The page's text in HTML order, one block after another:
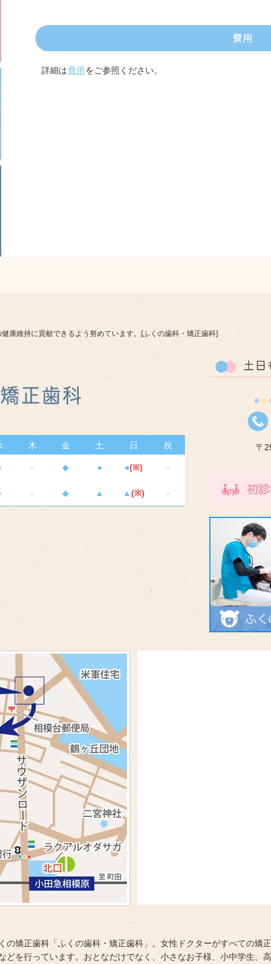
費用
詳細は費用 をご参照ください。
康維持に貢献できるよう努めています。[ふくの歯科・矯正歯科]
木 金 土 日 祝
- ◆ ● ●(※) -
- ◆ ▲ ▲(※) -
〒
の矯正歯科「ふくの歯科・矯正歯科」。女性ドクターがすべての矯
どを行っています。おとなだけでなく、小さなお子様、小中学生、